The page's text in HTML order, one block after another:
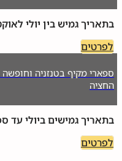
בתאריך גמיש בין יולי
לפרטים
ספארי מקיף בטנזניה
החציה
בתאריך גמישים ביולי עד
לפרטים